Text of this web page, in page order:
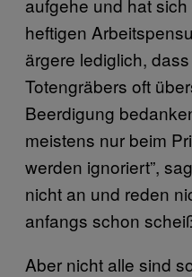
heftigen
ärgere lediglich,
Totengräbers oft
Beerdigung
meistens nur beim
werden ignoriert”,
nicht an und reden
anfangs schon
Aber nicht alle sind